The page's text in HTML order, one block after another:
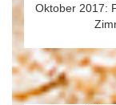
Oktober 2017: